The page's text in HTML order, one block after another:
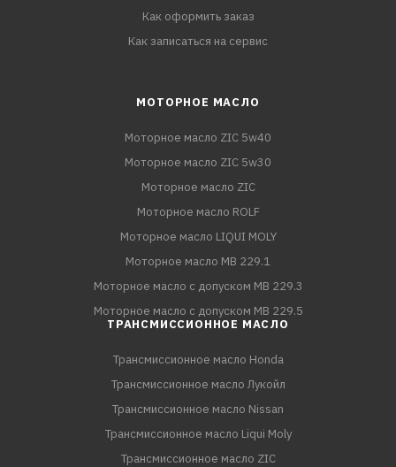
Как оформить заказ
Как записаться на сервис
МОТОРНОЕ МАСЛО
Моторное масло ZIC 5w40
Моторное масло ZIC 5w30
Моторное масло ZIC
Моторное масло ROLF
Моторное масло LIQUI MOLY
Моторное масло MB 229.1
Моторное масло с допуском MB 229.3
Моторное масло с допуском MB 229.5
ТРАНСМИССИОННОЕ МАСЛО
Трансмиссионное масло Honda
Трансмиссионное масло Лукойл
Трансмиссионное масло Nissan
Трансмиссионное масло Liqui Moly
Трансмиссионное масло ZIC